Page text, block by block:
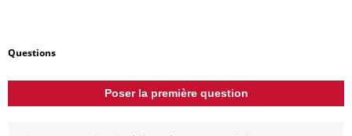
Aucune question n'a été posée sur ce produit.
Questions
Poser la première question